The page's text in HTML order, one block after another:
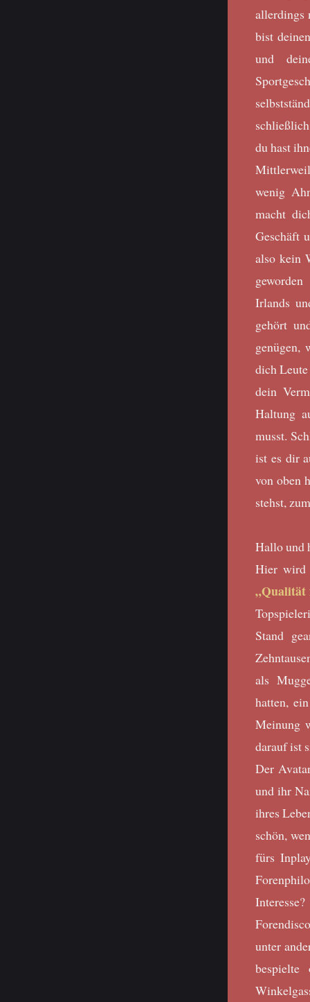
allerdings
bist
und
du hast
wenig
macht
Geschäft
also kein
Irlands
gehört
genügen,
dich
dein
Haltung
musst.
ist es dir
von oben
stehst,
Hallo und
Hier
Stand
als
hatten,
Meinung
darauf ist
Der
und ihr
ihres
schön,
fürs
unter